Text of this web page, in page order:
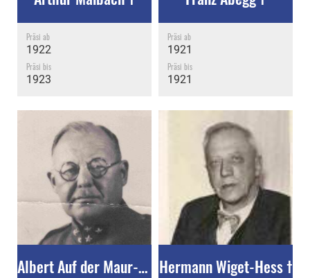
Präsi ab
1922
Präsi bis
1923
Präsi ab
1921
Präsi bis
1921
Albert Auf der Maur-Luthiger † Hermann Wiget-Hess †